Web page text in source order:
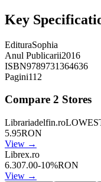
Key
EdituraSophia
Anul Publicarii2016
ISBN9789731364636
Pagini112
Compare 2 Stores
Librariadelfin.ro
5.95RON
View →
Librex.ro
6.307.00-10%RON
View →